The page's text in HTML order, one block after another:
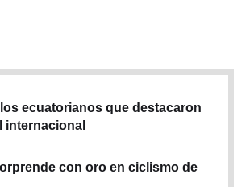
ecuatorianos que destacaron
internacional
con oro en ciclismo de